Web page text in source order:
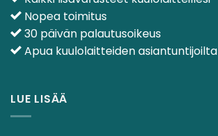
Nopea toimitus
30 päivän palautusoikeus
Apua kuulolaitteiden asiantuntijoilta
LUE LISÄÄ